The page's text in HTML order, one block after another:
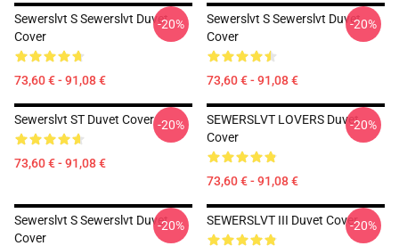
Sewerslvt S Sewerslvt Duvet
Cover
73,60 € - 91,08 €
-20%
Sewerslvt S Sewerslvt Duvet
Cover
73,60 € - 91,08 €
-20%
Sewerslvt ST Duvet Cover
73,60 € - 91,08 €
-20%
SEWERSLVT LOVERS Duvet
Cover
73,60 € - 91,08 €
-20%
Sewerslvt S Sewerslvt Duvet
Cover
-20% SEWERSLVT III Duvet Cover-20%